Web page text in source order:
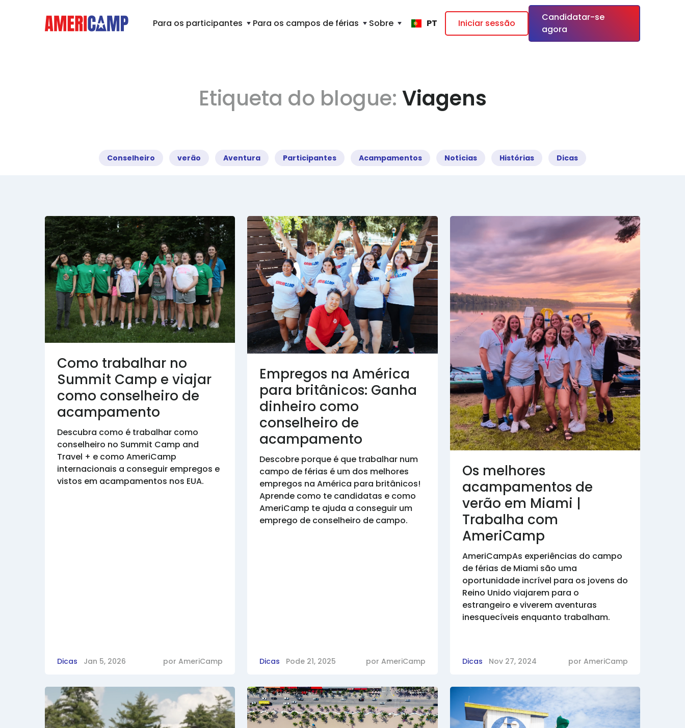
Para os participantes Para os campos de férias Sobre PT Iniciar sessão
Candidatar-se
agora
Etiqueta do blogue: Viagens
Conselheiro verão Aventura Participantes Acampamentos Notícias Histórias Dicas
Como trabalhar no
Summit Camp e viajar
como conselheiro de
acampamento
Descubra como é trabalhar como
conselheiro no Summit Camp and
Travel + e como AmeriCamp
internacionais a conseguir empregos e
vistos em acampamentos nos EUA.
Dicas Jan 5, 2026 porAmeriCamp
Empregos na América
para britânicos: Ganha
dinheiro como
conselheiro de
acampamento
Descobre porque é que trabalhar num
campo de férias é um dos melhores
empregos na América para britânicos!
Aprende como te candidatas e como
AmeriCamp te ajuda a conseguir um
emprego de conselheiro de campo.
Dicas Pode 21, 2025 por AmeriCamp
Os melhores
acampamentos de
verão em Miami |
Trabalha com
AmeriCamp
AmeriCampAs experiências do campo
de férias de Miami são uma
oportunidade incrível para os jovens do
Reino Unido viajarem para o
estrangeiro e viverem aventuras
inesquecíveis enquanto trabalham.
Dicas Nov 27, 2024 por AmeriCamp